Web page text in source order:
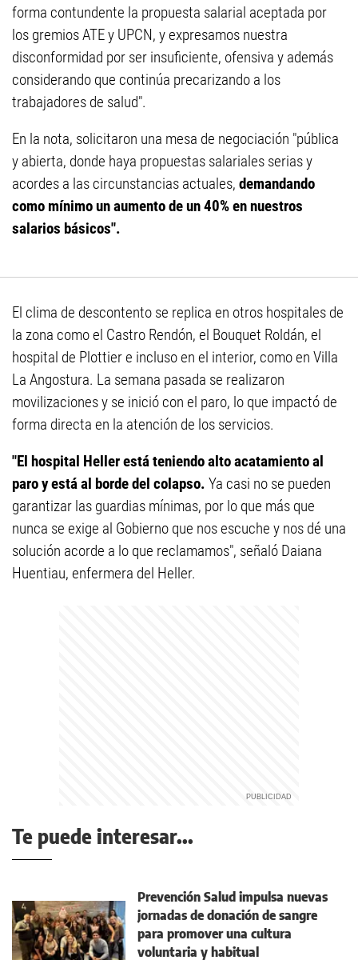
forma contundente la propuesta salarial aceptada por
los gremios ATE y UPCN, y expresamos nuestra
disconformidad por ser insuficiente, ofensiva y además
considerando que continúa precarizando a los
trabajadores de salud".
En la nota, solicitaron una mesa de negociación "pública
y abierta, donde haya propuestas salariales serias y
acordes a las circunstancias actuales, demandando
como mínimo un aumento de un 40% en nuestros
salarios básicos".
El clima de descontento se replica en otros hospitales de
la zona como el Castro Rendón, el Bouquet Roldán, el
hospital de Plottier e incluso en el interior, como en Villa
La Angostura. La semana pasada se realizaron
movilizaciones y se inició con el paro, lo que impactó de
forma directa en la atención de los servicios.
"El hospital Heller está teniendo alto acatamiento al
paro y está al borde del colapso. Ya casi no se pueden
garantizar las guardias mínimas, por lo que más que
nunca se exige al Gobierno que nos escuche y nos dé una
solución acorde a lo que reclamamos", señaló Daiana
Huentiau, enfermera del Heller.
Te puede interesar...
Prevención Salud impulsa nuevas
jornadas de donación de sangre
para promover una cultura
voluntaria y habitual